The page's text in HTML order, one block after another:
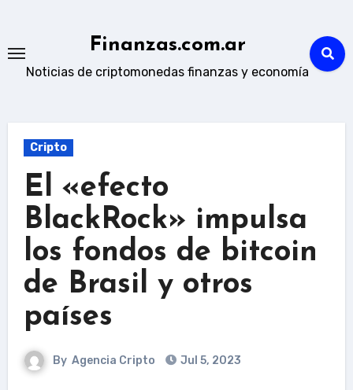
content
Finanzas.com.ar
Noticias de criptomonedas finanzas y economía
Cripto
El «efecto
BlackRock» impulsa
los fondos de bitcoin
de Brasil y otros
países
By Agencia Cripto Jul 5, 2023